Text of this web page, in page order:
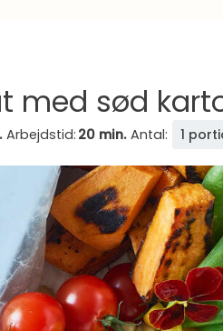
med sød
Arbejdstid: 20 min. Antal: 1